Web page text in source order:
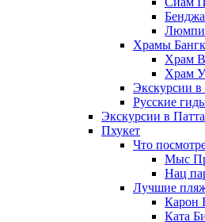
Храмы
Храм
Храм
Экскурсии в
Русские
Экскурсии в
Пхукет
Что
Мыс
Нац
Лучшие
Карон
Ката